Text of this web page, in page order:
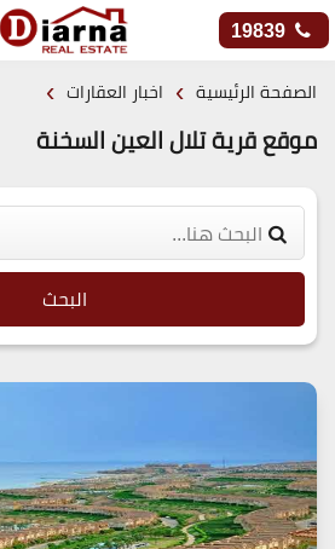
19839
الصفحة الرئيسية › اخبار العقارات ›
موقع قرية تلال العين السخنة
البحث